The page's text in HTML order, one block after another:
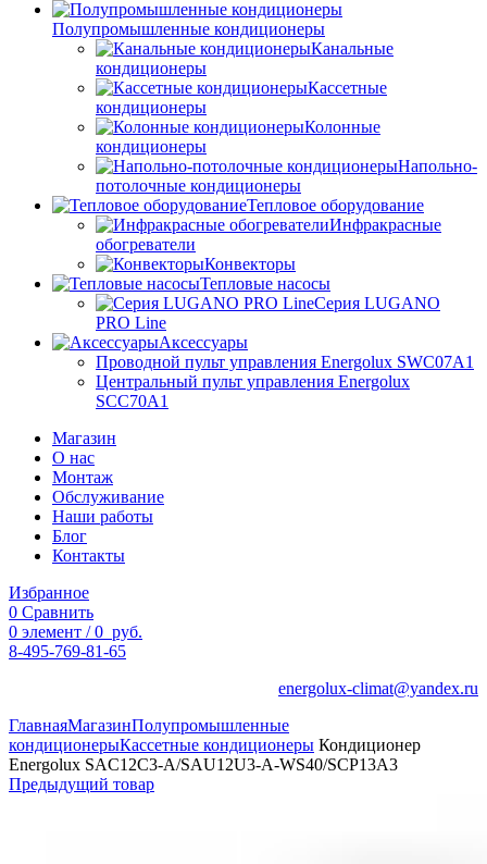
Полупромышленные кондиционеры
Канальные
кондиционеры
Кассетные
кондиционеры
Колонные
кондиционеры
Напольно-
потолочные кондиционеры
Тепловое оборудование
Инфракрасные
обогреватели
Конвекторы
Тепловые насосы
Серия LUGANO
PRO Line
Аксессуары
Проводной пульт управления Energolux SWC07A1
Центральный пульт управления Energolux
SCC70A1
Магазин
О нас
Монтаж
Обслуживание
Наши работы
Блог
Контакты
Избранное
0 Сравнить
0 элемент / 0 руб.
8-495-769-81-65
energolux-climat@yandex.ru
ГлавнаяМагазинПолупромышленные
кондиционерыКассетные кондиционеры Кондиционер
Energolux SAC12C3-A/SAU12U3-A-WS40/SCP13A3
Предыдущий товар